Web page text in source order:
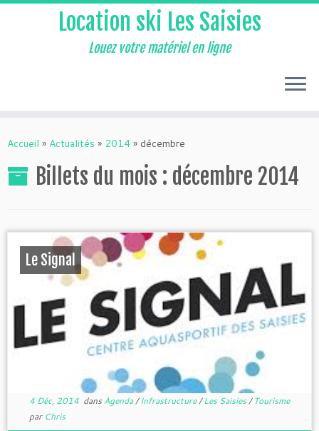
Location ski Les Saisies
Louez votre matériel en ligne
Accueil » Actualités » 2014 » décembre
Billets du mois : décembre 2014
Le Signal
4 Déc, 2014dans Agenda/Infrastructure/Les Saisies/Tourisme
par Chris